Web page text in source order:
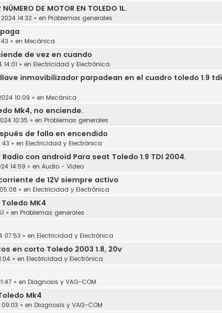
DE MOTOR EN TOLEDO 1L.
14:32 » en Problemas generales
» en Mecánica
de vez en cuando
» en Electricidad y Electrónica
inmovibilizador parpadean en el cuadro toledo 1.9 tdi
10:09 » en Mecánica
Mk4, no enciende.
10:35 » en Problemas generales
de falla en encendido
» en Electricidad y Electrónica
con android Para seat Toledo 1.9 TDI 2004.
14:59 » en Audio - Video
de 12V siempre activo
» en Electricidad y Electrónica
MK4
» en Problemas generales
07:53 » en Electricidad y Electrónica
en corto Toledo 2003 1.8, 20v
» en Electricidad y Electrónica
» en Diagnosis y VAG-COM
Mk4
09:03 » en Diagnosis y VAG-COM